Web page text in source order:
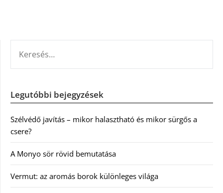
Legutóbbi bejegyzések
Szélvédő javítás – mikor halasztható és mikor sürgős a
csere?
A Monyo sör rövid bemutatása
Vermut: az aromás borok különleges világa